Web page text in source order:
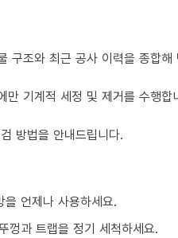
조와 최근 공사 이력을 종합해
만 기계적 세정 및 제거를 수행합
방법을 안내드립니다.
언제나 사용하세요.
껑과 트랩을 정기 세척하세요.